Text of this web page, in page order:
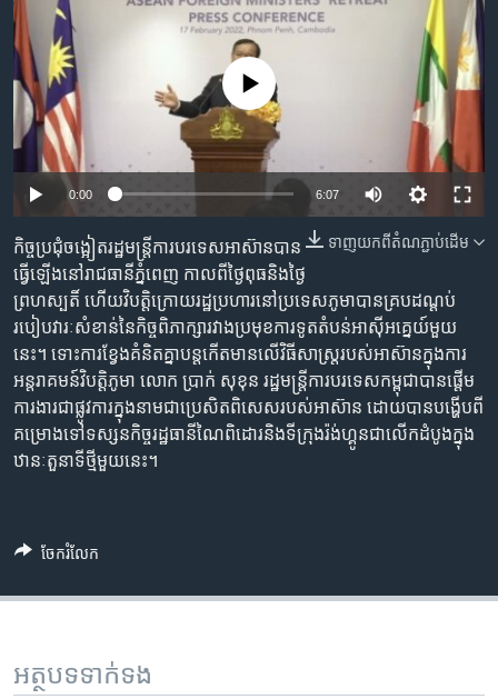
ចូល​
ទៅ​
ទំព័រ​
រចនា
សម្ព័ន្ធ​
រំលង​
និង​
កាន់​
ទំព័រ​
ស្វែង​
រក
វិទ្យុ / ផតខាសថ៍
កម្មវិធីទាំងអស់
Khmer English
បណ្តាញ​សង្គម
ភាសា
No media source currently available
0:00 6:07
ទាញ​យក​ពី​តំណភ្ជាប់​ដើម
កិច្ច​ប្រជុំ​ចង្អៀត​រដ្ឋមន្ត្រី​ការ​បរទេស​អាស៊ាន​បាន​
ធ្វើ​ឡើង​នៅ​រាជ​ធានី​ភ្នំពេញ​ កាល​ពីថ្ងៃ​ពុធ​និង​ថ្ងៃ​
ព្រហស្បតិ៍​ ហើយ​វិបត្តិក្រោយ​រដ្ឋ​ប្រហារ​នៅ​ប្រទេស​ភូមា​បាន​គ្របដណ្ដប់​
របៀប​វារៈ​សំខាន់​នៃ​កិច្ច​ពិភាក្សា​រវាង​ប្រមុខ​ការ​ទូត​តំបន់​អាស៊ីអគ្នេយ៍​មួយ​
នេះ។​ ទោះ​​ការ​ខ្វែង​គំនិត​គ្នា​បន្ត​កើត​មាន​​លើ​វិធី​សាស្ត្រ​របស់​អាស៊ាន​ក្នុង​ការ​
អន្តរាគមន៍​វិបត្តិ​ភូមា​ លោក ប្រាក់ សុខុន រដ្ឋមន្ត្រី​ការ​បរទេស​កម្ពុជា​បាន​ផ្ដើម​
ការងារ​ជា​ផ្លូវ​ការ​ក្នុង​នាម​ជា​ប្រេសិត​ពិសេស​របស់​អាស៊ាន​ ដោយ​បាន​បង្ហើប​ពី​
គម្រោង​ទៅ​ទស្សនកិច្ច​រដ្ឋធានី​ណៃពិដោរ​និង​ទីក្រុងរ៉ង់ហ្គូន​​ជា​លើក​ដំបូង​ក្នុង​
ឋានៈ​តួនាទី​ថ្មី​មួយ​នេះ។
ចែករំលែក
អត្ថបទ​ទាក់ទង